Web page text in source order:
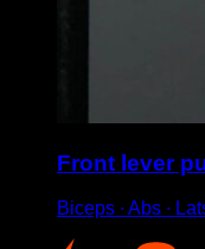
Front lever
Biceps ∙ Abs ∙